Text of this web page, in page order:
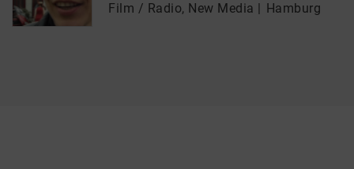
Film / Radio, New Media Hamburg